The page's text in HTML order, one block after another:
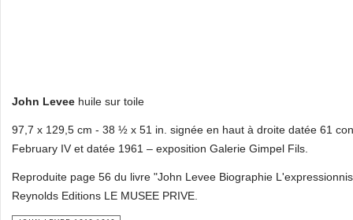
John Levee huile sur toile
97,7 x 129,5 cm - 38 ½ x 51 in. signée en haut à droite datée 61
February IV et datée 1961 – exposition Galerie Gimpel Fils.
Reproduite page 56 du livre "John Levee Biographie
Reynolds Editions LE MUSEE PRIVE.